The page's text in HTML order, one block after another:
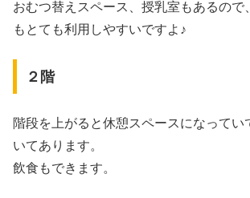
おむつ替えスペース、授乳室もあるので
もとても利用しやすいですよ♪
２階
階段を上がると休憩スペースになってい
いてあります。
飲食もできます。